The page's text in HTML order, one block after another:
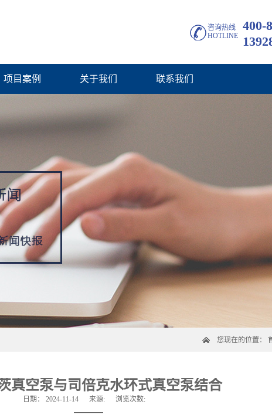
咨询热线
HOTLINE
400-
项目案例 关于我们 联系我们
您现在的位置：
真空泵与司倍克水环式真空泵结合
日期： 2024-11-14 来源: 浏览次数: